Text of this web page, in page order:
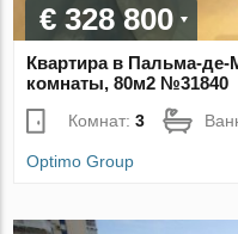
€ 328 800
Квартира в Пальма-
комнаты, 80м2 №31840
Комнат:3
Optimo Group